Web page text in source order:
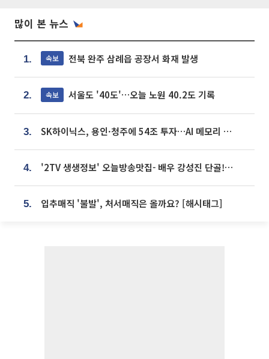
많이 본 뉴스
1. 속보 전북 완주 삼례읍 공장서 화재 발생
2. 속보 서울도 '40도'…오늘 노원 40.2도 기록
3. SK하이닉스, 용인·청주에 54조 투자…AI 메모리 생산기지 키운다
4. '2TV 생생정보' 오늘방송맛집- 배우 강성진 단골! 쌀국수ㆍ푸팟퐁 커리 맛집 '블○○○'
5. 입추매직 '불발', 처서매직은 올까요? [해시태그]